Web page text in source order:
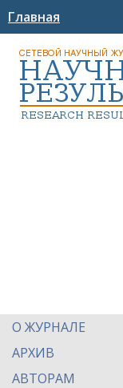
Главная
О ЖУРНАЛЕ
АРХИВ
АВТОРАМ